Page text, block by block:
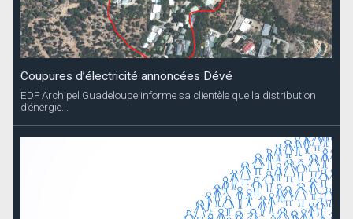
Coupures d’électricité annoncées Dévé
EDF Archipel Guadeloupe informe sa clientèle que la distribution
d’énergie...